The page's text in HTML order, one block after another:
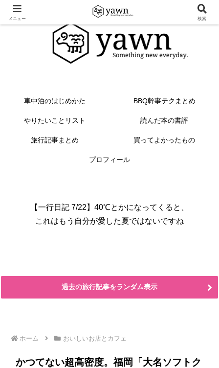
車中泊のはじめかた BBQ幹事テクまとめ
やりたいことリスト 読んだ本の書評
旅行記事まとめ 買ってよかったもの
プロフィール
【一行日記 7/22】40℃とかになってくると、
これはもう自分が愛した夏ではないですね
過去の旅行記事をランダム表示
ホーム おいしいお店とカフェ
かつてない超高密度。福岡「大名ソフトク
メニュー 検索